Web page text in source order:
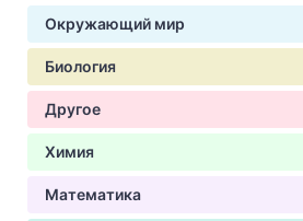
Окружающий мир
Биология
Другое
Химия
Математика